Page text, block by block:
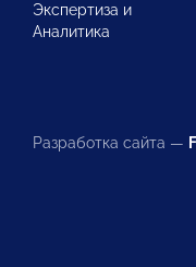
Экспертиза и
Аналитика
Разработка сайта —